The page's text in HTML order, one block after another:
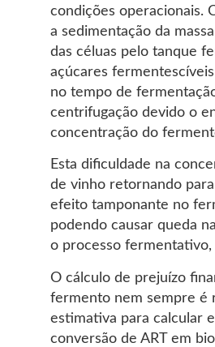
condições operacionais.
a sedimentação da
das céluas pelo tanque
açúcares
no tempo de
centrifugação devido o
concentração do
Esta dificuldade na
de vinho retornando
efeito tamponante no
podendo causar queda
o processo
O cálculo de prejuízo
fermento nem sempre é
estimativa para calcular
conversão de ART em